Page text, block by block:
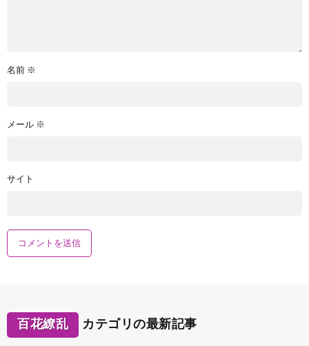
名前 ※
メール ※
サイト
百花繚乱 カテゴリの最新記事